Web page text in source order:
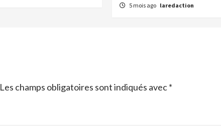
5 mois ago laredaction
Les champs obligatoires sont indiqués avec*